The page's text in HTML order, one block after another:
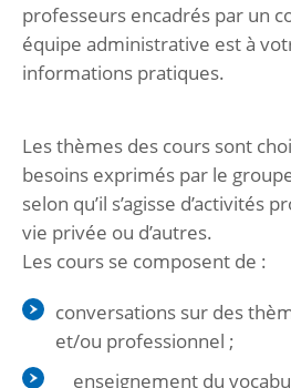
professeurs encadrés par un
équipe administrative est à
informations pratiques.
Les thèmes des cours sont
besoins exprimés par le
selon qu’il s’agisse d’activités
vie privée ou d’autres.
Les cours se composent de :
conversations sur des
et/ou professionnel ;
enseignement du